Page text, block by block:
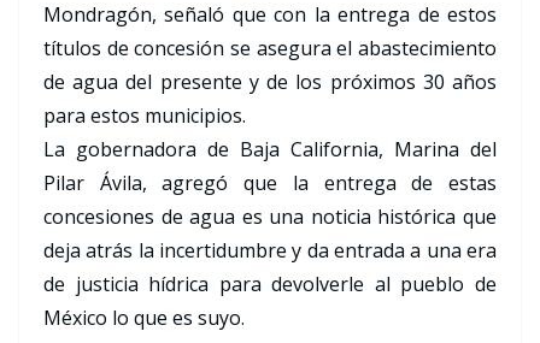
Mondragón, señaló que con la entrega de estos
títulos de concesión se asegura el abastecimiento
de agua del presente y de los próximos 30 años
para estos municipios.
La gobernadora de Baja California, Marina del
Pilar Ávila, agregó que la entrega de estas
concesiones de agua es una noticia histórica que
deja atrás la incertidumbre y da entrada a una era
de justicia hídrica para devolverle al pueblo de
México lo que es suyo.